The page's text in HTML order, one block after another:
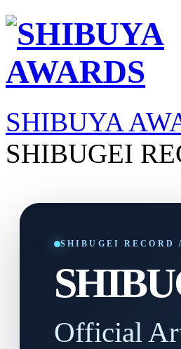
SHIBUYA
SHIBUGEI
SHIBUGEI RECORD
Official